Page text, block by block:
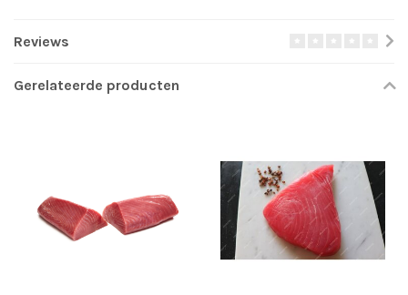
Reviews
Gerelateerde producten